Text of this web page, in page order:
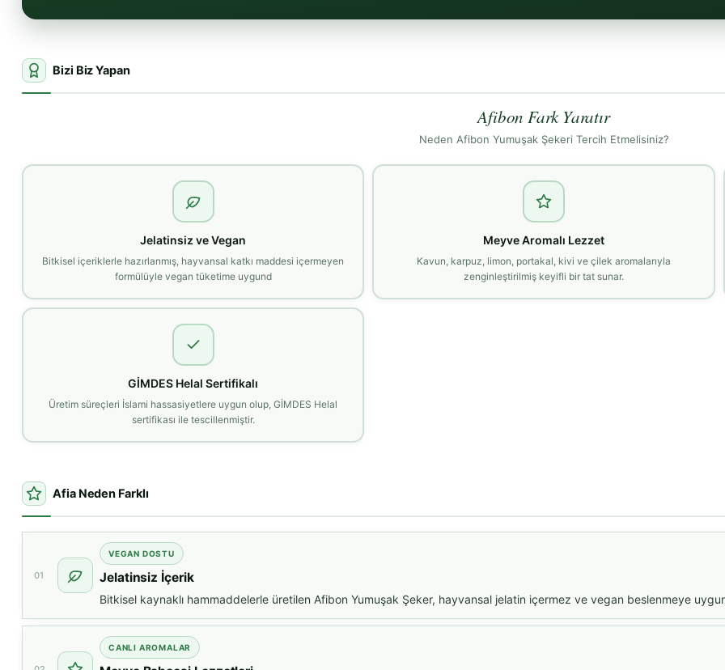
Bizi Biz Yapan
Afibon Fark Yaratır
Neden Afibon Yumuşak Şekeri Tercih Etmelisiniz?
Jelatinsiz ve Vegan
Bitkisel içeriklerle hazırlanmış, hayvansal katkı maddesi içermeyen
formülüyle vegan tüketime uygund
Meyve Aromalı Lezzet
Kavun, karpuz, limon, portakal, kivi ve çilek aromalarıyla
zenginleştirilmiş keyifli bir tat sunar.
GİMDES Helal Sertifikalı
Üretim süreçleri İslami hassasiyetlere uygun olup, GİMDES Helal
sertifikası ile tescillenmiştir.
Afia Neden Farklı
01
VEGAN DOSTU
Jelatinsiz İçerik
Bitkisel kaynaklı hammaddelerle üretilen Afibon Yumuşak Şeker, hayvansal jelatin içermez ve vegan beslenmeye
CANLI AROMALAR